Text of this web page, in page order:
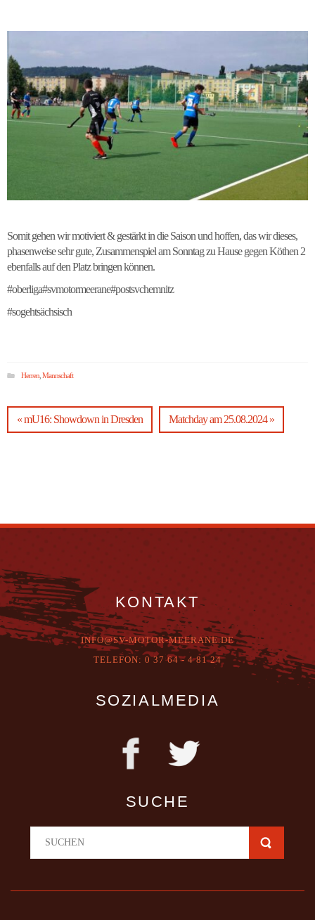
Somit gehen wir motiviert & gestärkt in die Saison und hoffen, das wir dieses,
phasenweise sehr gute, Zusammenspiel am Sonntag zu Hause gegen Köthen 2
ebenfalls auf den Platz bringen können.
#oberliga#svmotormeerane#postsvchemnitz
#sogehtsächsisch
Herren Mannschaft
« mU16: Showdown in Dresden Matchday am 25.08.2024 »
KONTAKT
INFO@SV-MOTOR-MEERANE.DE
TELEFON: 0 37 64 - 4 81 24
SOZIALMEDIA
SUCHE